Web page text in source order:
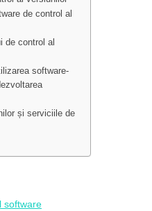
de control al
de control al
software-
și serviciile de
software